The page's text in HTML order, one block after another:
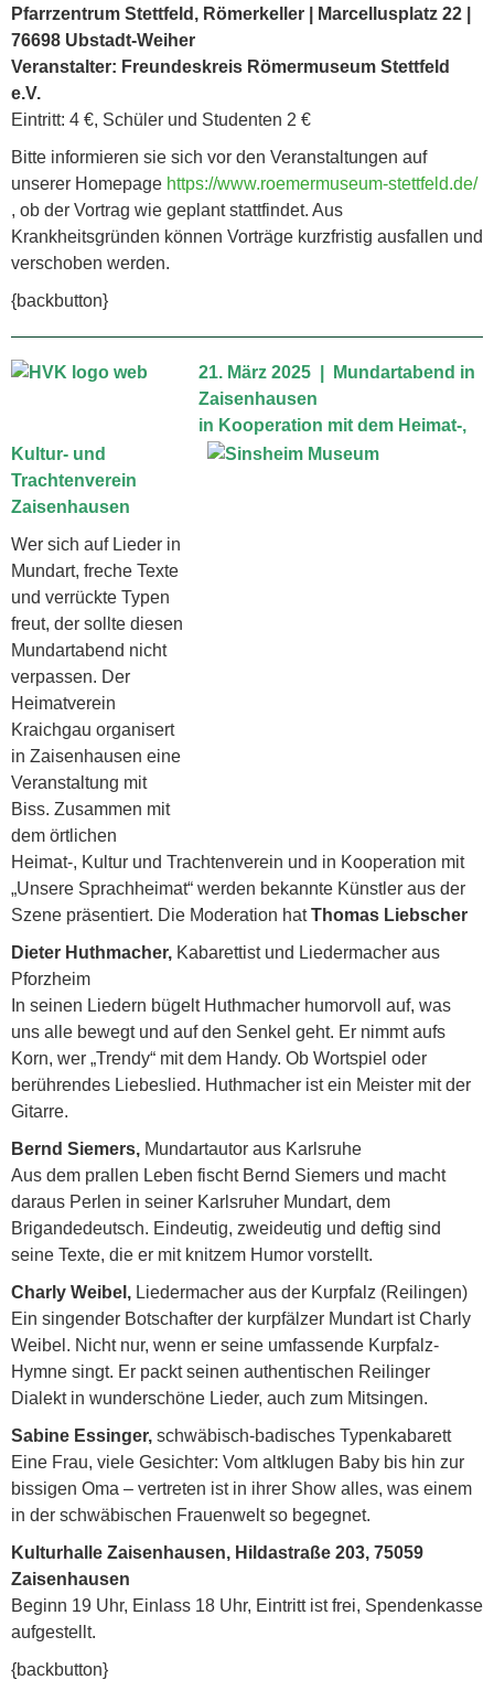
Pfarrzentrum Stettfeld, Römerkeller | Marcellusplatz 22 |
76698 Ubstadt-Weiher
Veranstalter: Freundeskreis Römermuseum Stettfeld
e.V.
Eintritt: 4 €, Schüler und Studenten 2 €
Bitte informieren sie sich vor den Veranstaltungen auf
unserer Homepage https://www.roemermuseum-stettfeld.de/
, ob der Vortrag wie geplant stattfindet. Aus
Krankheitsgründen können Vorträge kurzfristig ausfallen und
verschoben werden.
{backbutton}
21. März 2025 | Mundartabend in
Zaisenhausen
in Kooperation mit dem Heimat-,
Kultur- und
Trachtenverein
Zaisenhausen
Wer sich auf Lieder in
Mundart, freche Texte
und verrückte Typen
freut, der sollte diesen
Mundartabend nicht
verpassen. Der
Heimatverein
Kraichgau organisert
in Zaisenhausen eine
Veranstaltung mit
Biss. Zusammen mit
dem örtlichen
Heimat-, Kultur und Trachtenverein und in Kooperation mit
„Unsere Sprachheimat“ werden bekannte Künstler aus der
Szene präsentiert. Die Moderation hatThomas Liebscher
Dieter Huthmacher, Kabarettist und Liedermacher aus
Pforzheim
In seinen Liedern bügelt Huthmacher humorvoll auf, was
uns alle bewegt und auf den Senkel geht. Er nimmt aufs
Korn, wer „Trendy“ mit dem Handy. Ob Wortspiel oder
berührendes Liebeslied. Huthmacher ist ein Meister mit der
Gitarre.
Bernd Siemers, Mundartautor aus Karlsruhe
Aus dem prallen Leben fischt Bernd Siemers und macht
daraus Perlen in seiner Karlsruher Mundart, dem
Brigandedeutsch. Eindeutig, zweideutig und deftig sind
seine Texte, die er mit knitzem Humor vorstellt.
Charly Weibel, Liedermacher aus der Kurpfalz (Reilingen)
Ein singender Botschafter der kurpfälzer Mundart ist Charly
Weibel. Nicht nur, wenn er seine umfassende Kurpfalz-
Hymne singt. Er packt seinen authentischen Reilinger
Dialekt in wunderschöne Lieder, auch zum Mitsingen.
Sabine Essinger, schwäbisch-badisches Typenkabarett
Eine Frau, viele Gesichter: Vom altklugen Baby bis hin zur
bissigen Oma – vertreten ist in ihrer Show alles, was einem
in der schwäbischen Frauenwelt so begegnet.
Kulturhalle Zaisenhausen, Hildastraße 203, 75059
Zaisenhausen
Beginn 19 Uhr, Einlass 18 Uhr, Eintritt ist frei, Spendenkasse
aufgestellt.
{backbutton}